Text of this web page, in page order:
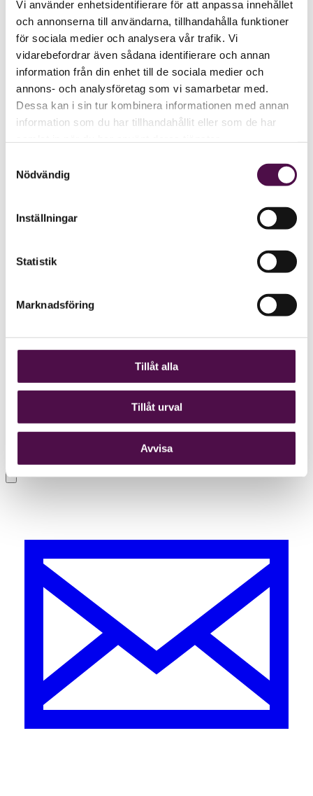
Vi använder enhetsidentifierare för att anpassa innehållet
och annonserna till användarna, tillhandahålla funktioner
för sociala medier och analysera vår trafik. Vi
vidarebefordrar även sådana identifierare och annan
information från din enhet till de sociala medier och
annons- och analysföretag som vi samarbetar med.
Dessa kan i sin tur kombinera informationen med annan
information som du har tillhandahållit eller som de har
Nödvändig
Inställningar
Statistik
Marknadsföring
Tillåt alla
Tillåt urval
Avvisa